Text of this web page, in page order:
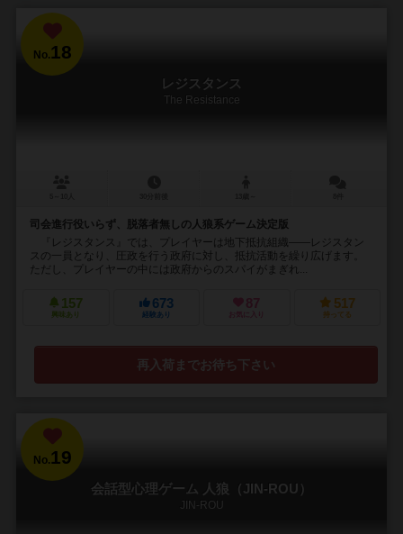
No.18
レジスタンス
The Resistance
司会進行役いらず、脱落者無しの人狼系ゲーム決定版
『レジスタンス』では、プレイヤーは地下抵抗組織――レジスタン
スの一員となり、圧政を行う政府に対し、抵抗活動を繰り広げます。
ただし、プレイヤーの中には政府からのスパイがまぎれ...
157
興味あり
673
経験あり
87
お気に入り
517
持ってる
再入荷までお待ち下さい
No.19
会話型心理ゲーム 人狼（JIN-ROU）
JIN-ROU